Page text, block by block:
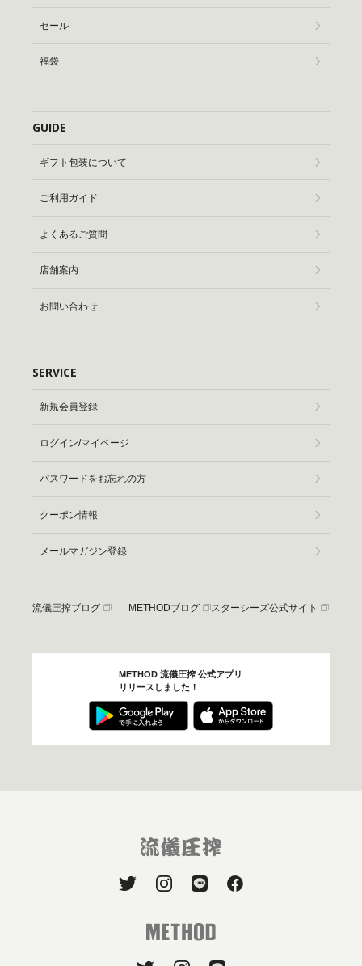
セール
福袋
GUIDE
ギフト包装について
ご利用ガイド
よくあるご質問
店舗案内
お問い合わせ
SERVICE
新規会員登録
ログイン/マイページ
パスワードをお忘れの方
クーポン情報
メールマガジン登録
流儀圧搾ブログ METHODブログ スターシーズ公式サイト
METHOD 流儀圧搾 公式アプリ
リリースしました！